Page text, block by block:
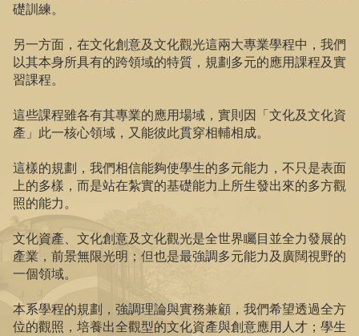
礎訓練。
另一方面，在文化創意及文化觀光這兩大專業學程中，我們
以其本身所具有的跨領域的特質，規劃多元的應用課程及實
習課程。
這些課程雖各有其專業的應用場域，實則因「文化及文化資
產」此一核心領域，又能彼此貫穿相輔相成。
這樣的規劃，我們相信能夠使學生的多元能力，不只是表面
上的多樣，而是站在紮實的基礎能力上所生發出來的多方觀
照的能力。
文化資產、文化創意及文化觀光是全世界矚目並全力發展的
產業，前景無限光明；但也是最強調多元能力及廣闊視野的
一個領域。
本系學程的規劃，強調理論與實務兼顧，我們希望透過全方
位的觀照，培養出全觀型的文化資產與創意應用人才；學生